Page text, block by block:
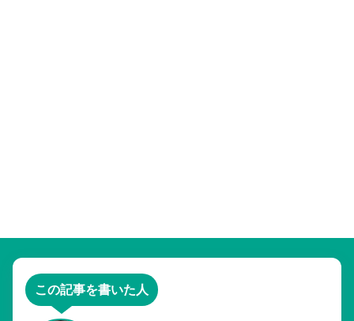
この記事を書いた人